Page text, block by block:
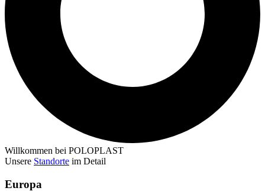
Willkommen bei POLOPLAST
Unsere Standorte im Detail
Europa